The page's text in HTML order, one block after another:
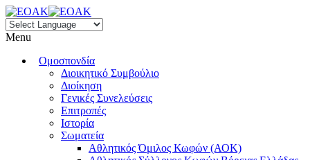
Menu
Ομοσπονδία
Διοικητικό Συμβούλιο
Διοίκηση
Γενικές Συνελεύσεις
Επιτροπές
Ιστορία
Σωματεία
Αθλητικός Όμιλος Κωφών (ΑΟΚ)